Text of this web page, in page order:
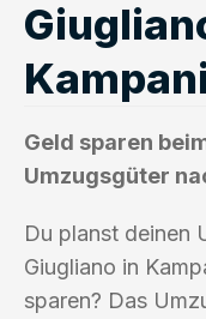
Geld sparen
Umzugsgüter
Du planst deinen
Giugliano in
sparen? Das